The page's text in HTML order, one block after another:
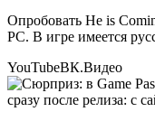
Опробовать He is
PC. В игре имеется
YouTubeВК.Видео